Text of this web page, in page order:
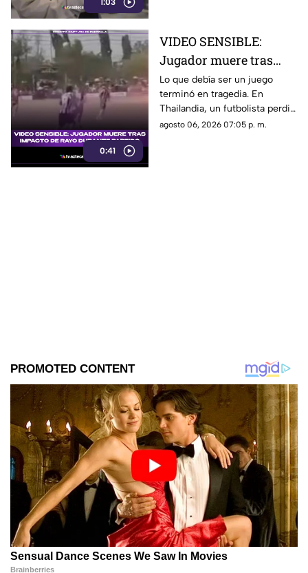
1:03
0:41
VIDEO SENSIBLE:
Jugador muere tras
impacto de rayo
durante partido
Lo que debía ser un juego
terminó en tragedia. En
Thailandia, un futbolista perdió
la vida al ser alcanzado por un
agosto 06, 2026 07:05 p. m.